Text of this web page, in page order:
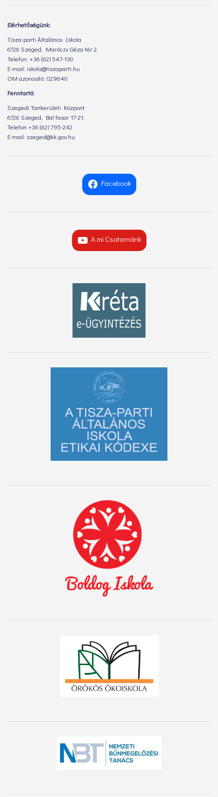
Elérhetőségünk:
Tisza-parti Általános Iskola
6726 Szeged, Maróczy Géza tér 2.
Telefon: +36 (62) 547-130
E-mail: iskola@tiszaparti.hu
OM azonosító: 029640
Fenntartó:
Szegedi Tankerületi Központ
6726 Szeged, Bal fasor 17-21.
Telefon +36 (62) 795-242
E-mail: szeged@kk.gov.hu
Facebook
A mi Csatornánk